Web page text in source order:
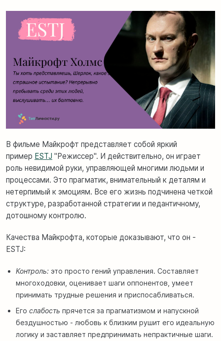
В фильме Майкрофт представляет собой яркий
пример ESTJ "Режиссер". И действительно, он играет
роль невидимой руки, управляющей многими людьми и
процессами. Это прагматик, внимательный к деталям и
нетерпимый к эмоциям. Все его жизнь подчинена четкой
структуре, разработанной стратегии и педантичному,
дотошному контролю.
Качества Майкрофта, которые доказывают, что он -
ESTJ:
Контроль: это просто гений управления. Составляет
многоходовки, оценивает шаги оппонентов, умеет
принимать трудные решения и приспосабливаться.
Его слабость прячется за прагматизмом и напускной
бездушностью - любовь к близким рушит его идеальную
логику и заставляет предпринимать непрактичные шаги.